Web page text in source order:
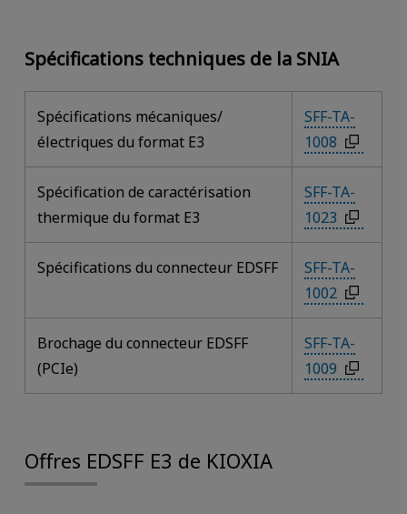
Spécifications techniques de la SNIA
Spécifications mécaniques/
électriques du format E3
SFF-TA-
1008
Spécification de caractérisation
thermique du format E3
SFF-TA-
1023
Spécifications du connecteur EDSFF
SFF-TA-
1002
Brochage du connecteur EDSFF
(PCIe)
SFF-TA-
1009
Offres EDSFF E3 de KIOXIA